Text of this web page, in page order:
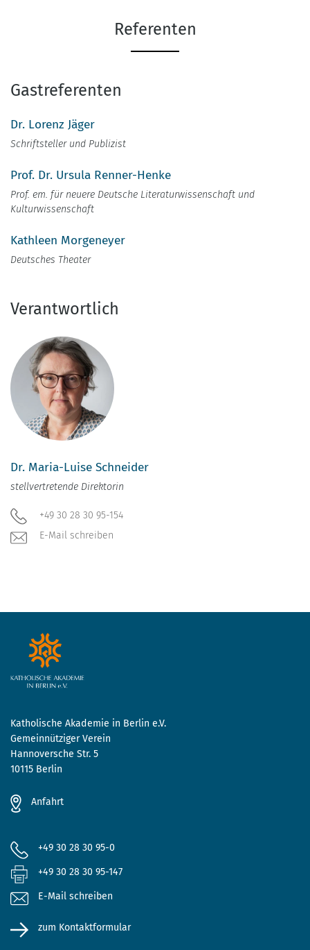
Referenten
Gastreferenten
Dr. Lorenz Jäger
Schriftsteller und Publizist
Prof. Dr. Ursula Renner-Henke
Prof. em. für neuere Deutsche Literaturwissenschaft und
Kulturwissenschaft
Kathleen Morgeneyer
Deutsches Theater
Verantwortlich
Dr. Maria-Luise Schneider
stellvertretende Direktorin
+49 30 28 30 95-154
E-Mail schreiben
Katholische Akademie in Berlin e.V.
Gemeinnütziger Verein
Hannoversche Str. 5
10115 Berlin
Anfahrt
+49 30 28 30 95-0
+49 30 28 30 95-147
E-Mail schreiben
zum Kontaktformular